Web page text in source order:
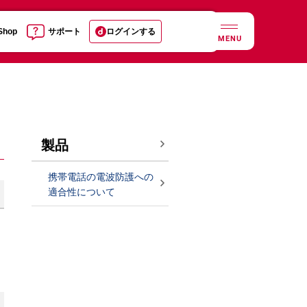
サポート ログインする
MENU
製品
携帯電話の電波防護への
適合性について